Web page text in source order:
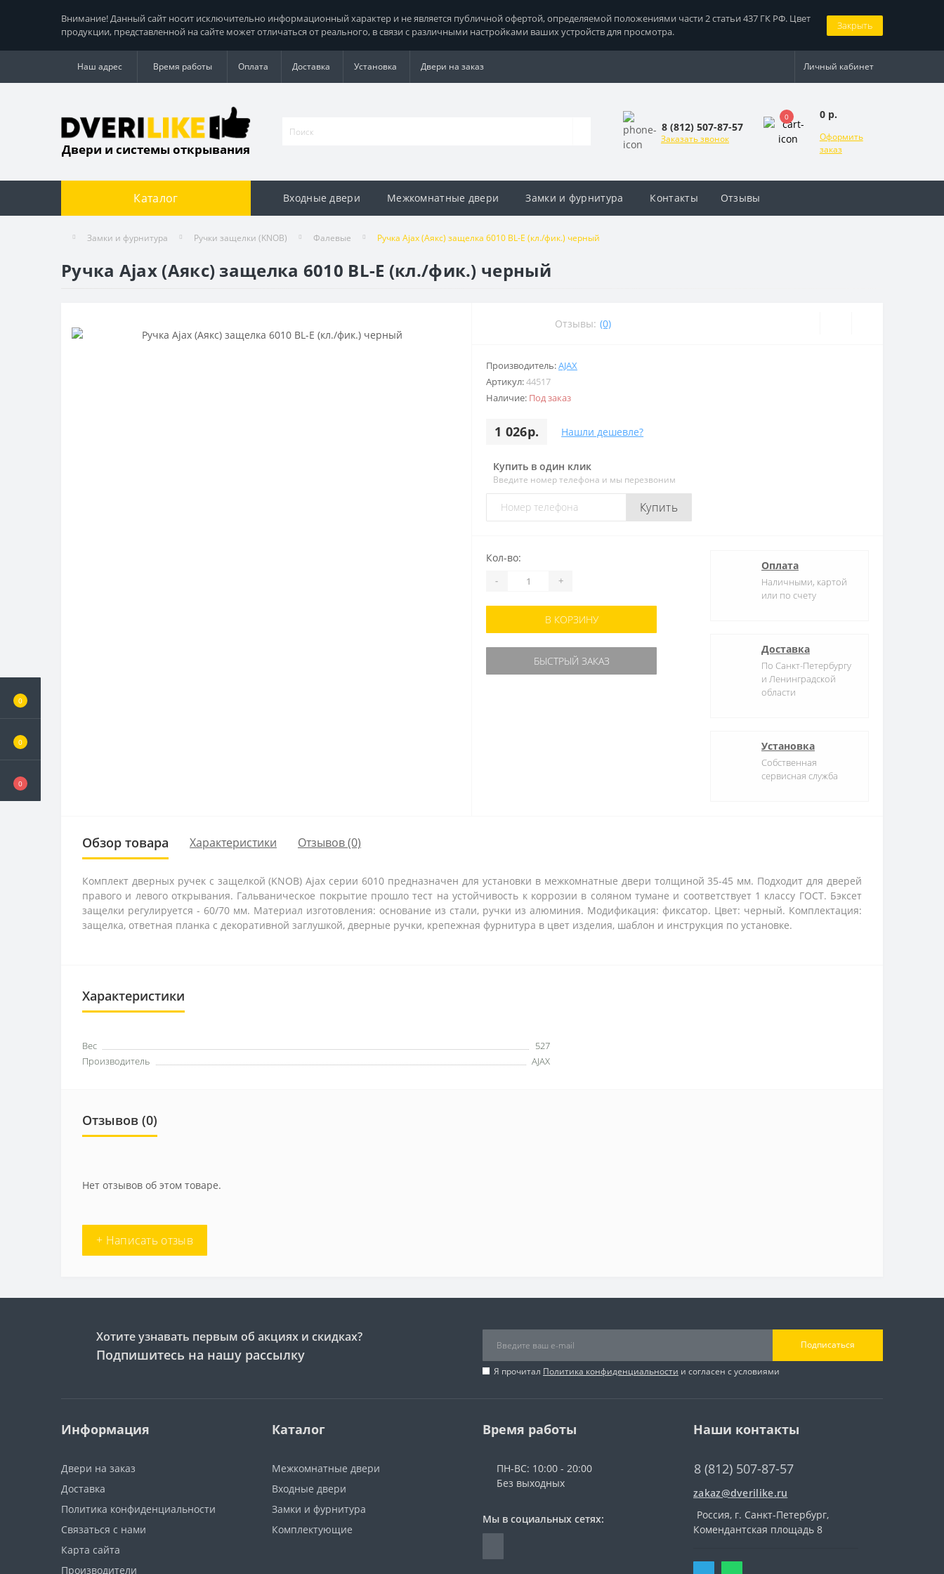
0
0
0
Внимание! Данный сайт носит исключительно информационный характер и не является публичной офертой, определяемой положениями части 2 статьи 437 ГК РФ. Цвет
продукции, представленной на сайте может отличаться от реального, в связи с различными настройками ваших устройств для просмотра.
Закрыть
Наш адрес Время работы Оплата Доставка Установка Двери на заказ Личный кабинет
Двери и системы открывания
8 (812) 507-87-57
Заказать звонок
0 0 р.
Оформить
заказ
Каталог Входные двери Межкомнатные двери Замки и фурнитура Контакты Отзывы
Замки и фурнитура Ручки защелки (KNOB) Фалевые Ручка Ajax (Аякс) защелка 6010 BL-E (кл./фик.) черный
Ручка Ajax (Аякс) защелка 6010 BL-E (кл./фик.) черный
Отзывы: (0)
Производитель:AJAX
Артикул:44517
Наличие: Под заказ
1 026р. Нашли дешевле?
Купить в один клик
Введите номер телефона и мы перезвоним
Купить
Кол-во:
- +
В КОРЗИНУ
БЫСТРЫЙ ЗАКАЗ
Оплата
Наличными, картой
или по счету
Доставка
По Санкт-Петербургу
и Ленинградской
области
Установка
Собственная
сервисная служба
Обзор товара Характеристики Отзывов (0)
Комплект дверных ручек с защелкой (KNOB) Ajax серии 6010 предназначен для установки в межкомнатные двери толщиной 35-45 мм. Подходит для дверей
правого и левого открывания. Гальваническое покрытие прошло тест на устойчивость к коррозии в соляном тумане и соответствует 1 классу ГОСТ. Бэксет
защелки регулируется - 60/70 мм. Материал изготовления: основание из стали, ручки из алюминия. Модификация: фиксатор. Цвет: черный. Комплектация:
защелка, ответная планка с декоративной заглушкой, дверные ручки, крепежная фурнитура в цвет изделия, шаблон и инструкция по установке.
Характеристики
Вес
527
Производитель
AJAX
Отзывов (0)
Нет отзывов об этом товаре.
+ Написать отзыв
Хотите узнавать первым об акциях и скидках?
Подпишитесь на нашу рассылку
Подписаться
Я прочитал Политика конфиденциальности и согласен с условиями
Информация
Двери на заказ
Доставка
Политика конфиденциальности
Связаться с нами
Карта сайта
Производители
Каталог
Межкомнатные двери
Входные двери
Замки и фурнитура
Комплектующие
Время работы
ПН-ВС: 10:00 - 20:00
Без выходных
Мы в социальных сетях:
Наши контакты
8 (812) 507-87-57
zakaz@dverilike.ru
Россия, г. Санкт-Петербург,
Комендантская площадь 8